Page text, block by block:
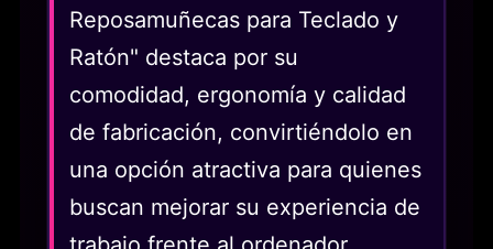
Reposamuñecas para Teclado y
Ratón" destaca por su
comodidad, ergonomía y calidad
de fabricación, convirtiéndolo en
una opción atractiva para quienes
buscan mejorar su experiencia de